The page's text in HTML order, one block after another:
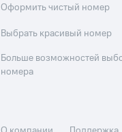
Оформить чистый номер
Выбрать красивый номер
Больше возможностей
номера